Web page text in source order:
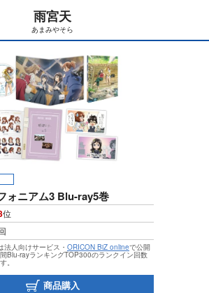
t
e
雨宮天
あまみやそら
ォニアム3 Blu-ray5巻
位
法人向けサービス・ ORICON BiZ onlineで公開
Blu-rayランキングTOP300のランクイン回数
。
商品購入